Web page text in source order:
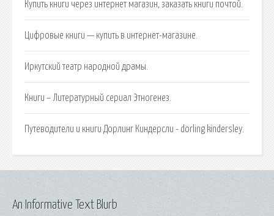
Купить книги через интернет магазин, заказать книги почтой.
Цифровые книги — купить в интернет-магазине.
Иркутский театр народной драмы.
Книги – Литературный сериал Этногенез.
Путеводители и книги Дорлинг Киндерсли - dorling kindersley.
An Informative Text Blurb